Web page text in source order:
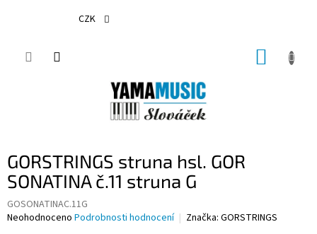
CZK
GORSTRINGS struna hsl. GOR
SONATINA č.11 struna G
GOSONATINAC.11G
Průměrné
Neohodnoceno Podrobnosti hodnocení Značka: GORSTRINGS